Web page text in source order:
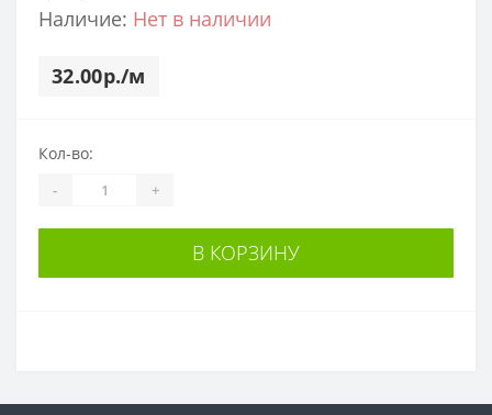
Наличие: Нет в наличии
32.00р./м
Кол-во:
- +
В КОРЗИНУ